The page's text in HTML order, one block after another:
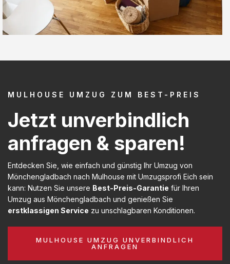
MULHOUSE UMZUG ZUM BEST-PREIS
Jetzt unverbindlich
anfragen & sparen!
Entdecken Sie, wie einfach und günstig Ihr Umzug von
Mönchengladbach nach Mulhouse mit Umzugsprofi Eich sein
kann: Nutzen Sie unsere Best-Preis-Garantie für Ihren
Umzug aus Mönchengladbach und genießen Sie
erstklassigen Service zu unschlagbaren Konditionen.
MULHOUSE UMZUG UNVERBINDLICH
ANFRAGEN